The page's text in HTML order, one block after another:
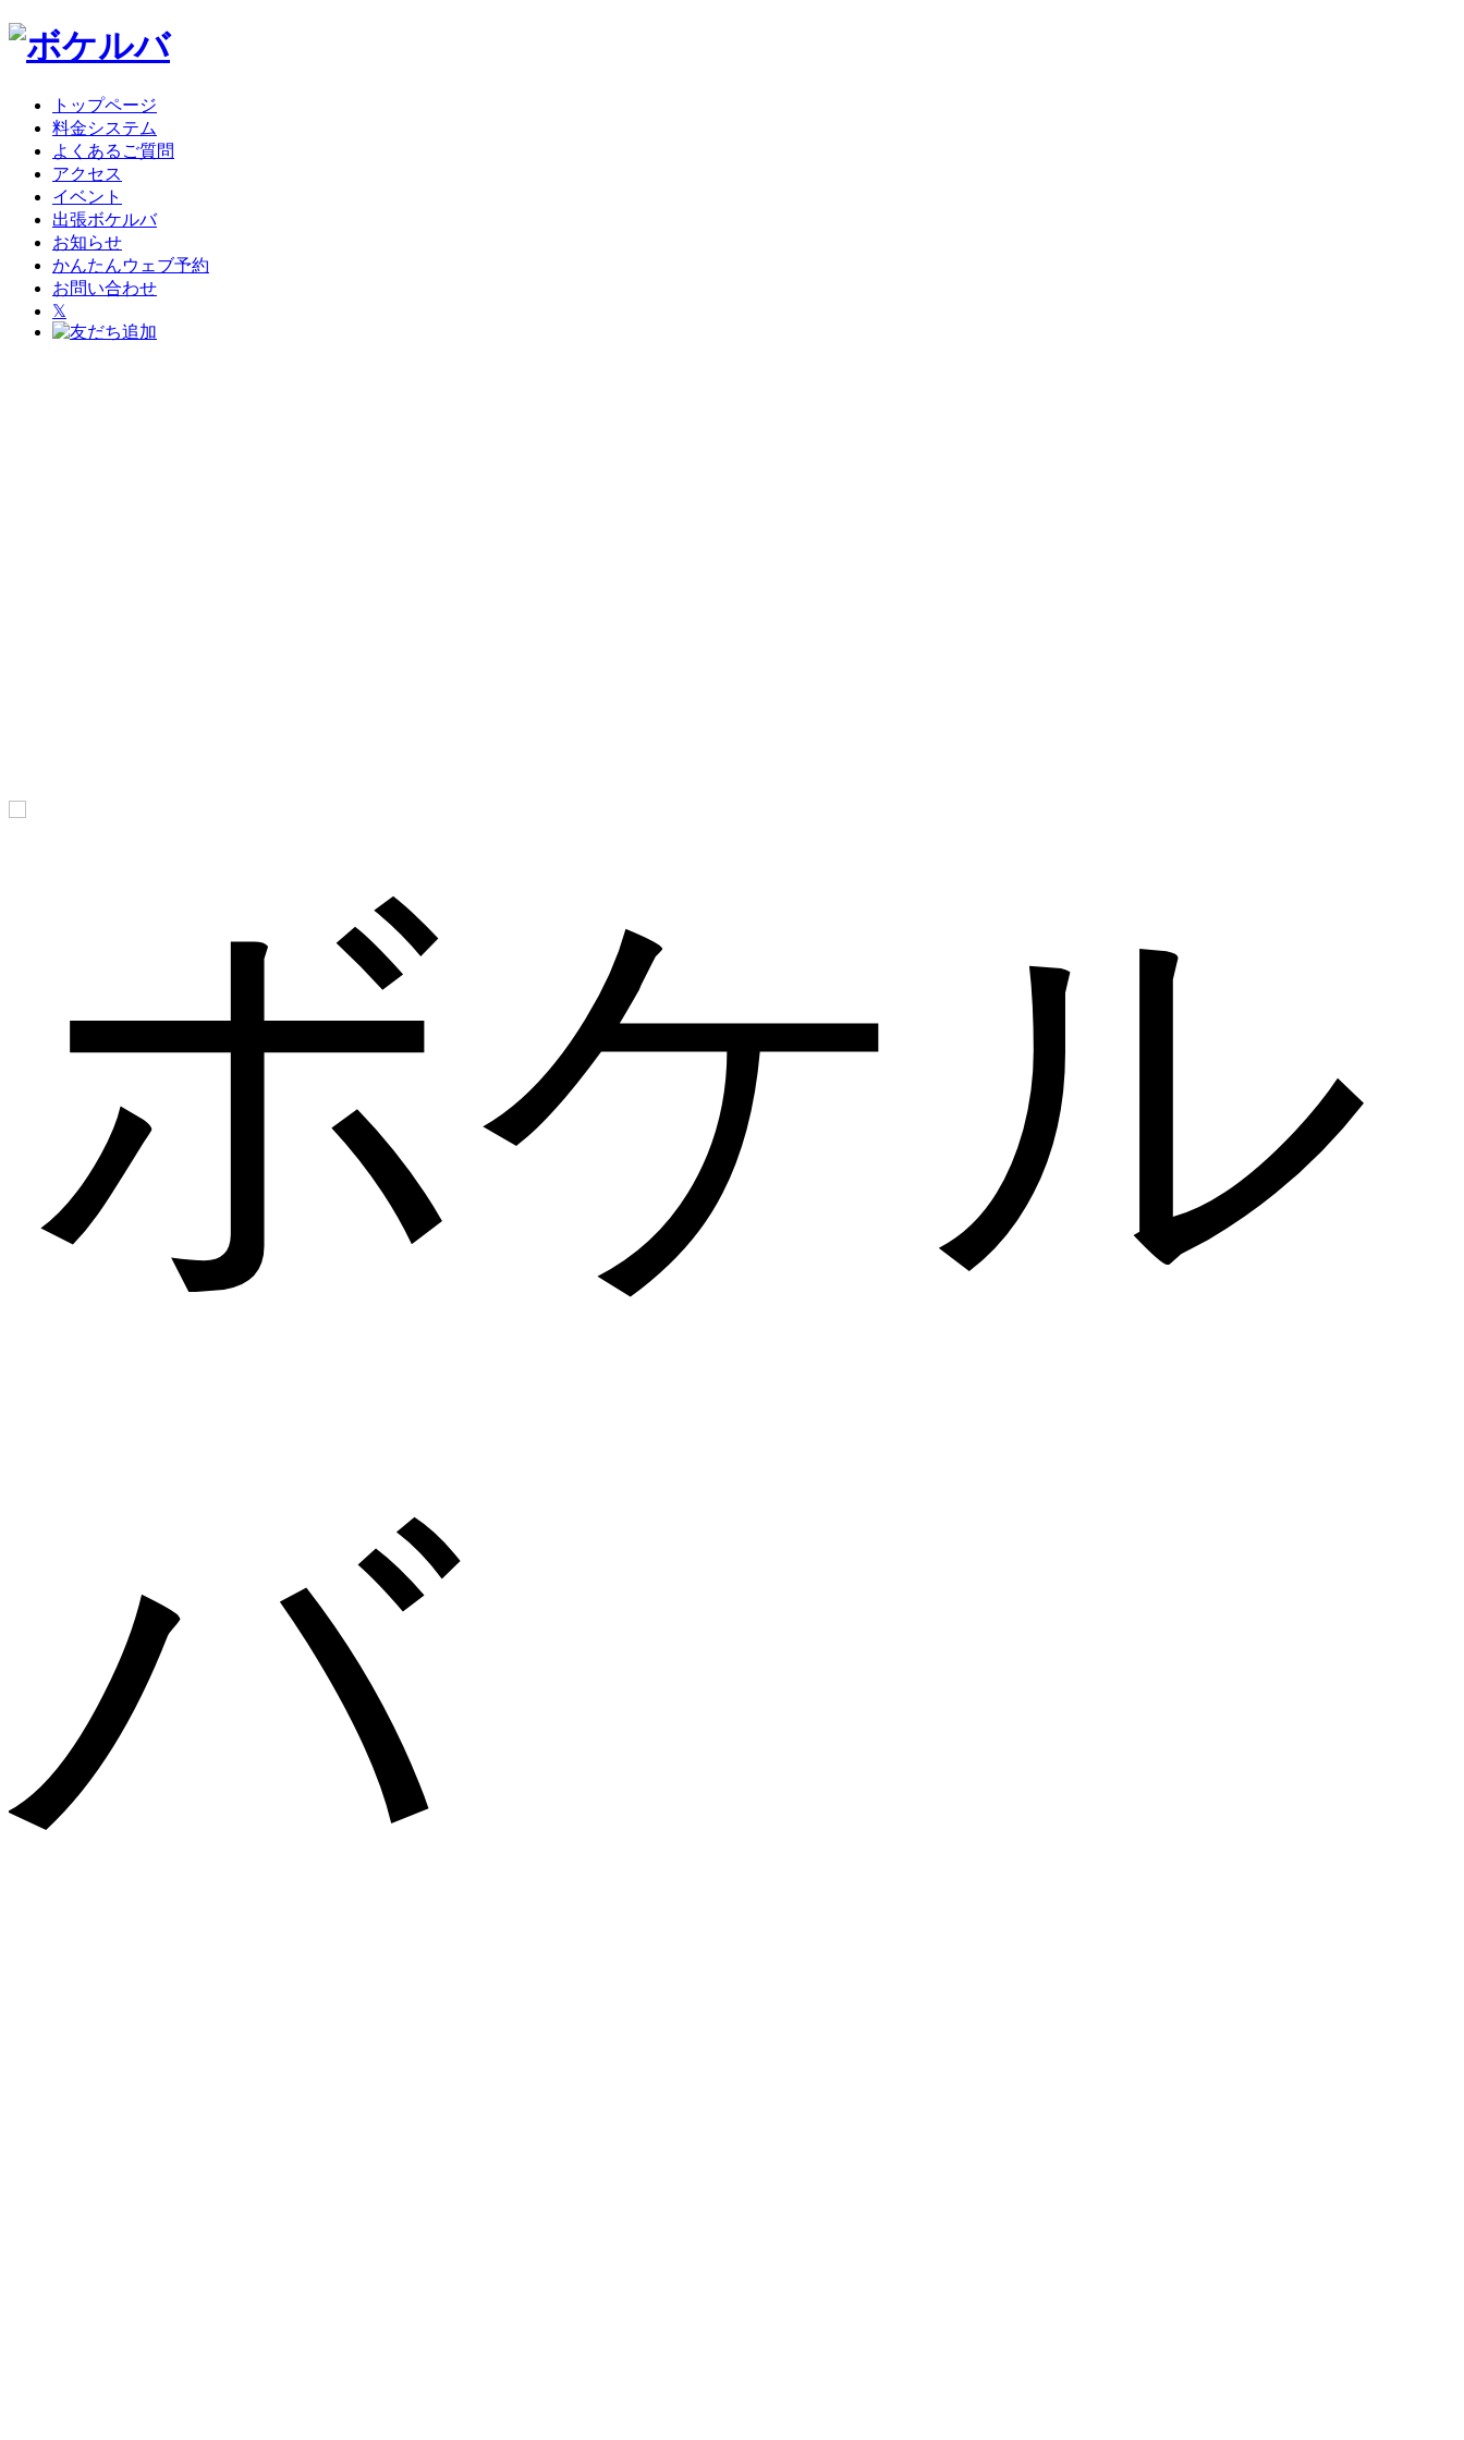
トップページ
料金システム
よくあるご質問
アクセス
イベント
出張ボケルバ
お知らせ
かんたんウェブ予約
お問い合わせ
𝕏